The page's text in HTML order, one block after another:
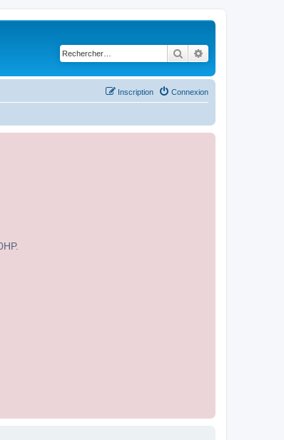
Rechercher
Connexion
Inscription